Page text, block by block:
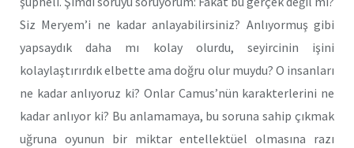
Siz Meryem’i ne kadar anlayabilirsiniz? Anlıyormuş gibi
yapsaydık daha mı kolay olurdu, seyircinin işini
kolaylaştırırdık elbette ama doğru olur muydu? O insanları
ne kadar anlıyoruz ki? Onlar Camus’nün karakterlerini ne
kadar anlıyor ki? Bu anlamamaya, bu soruna sahip çıkmak
uğruna oyunun bir miktar entellektüel olmasına razı